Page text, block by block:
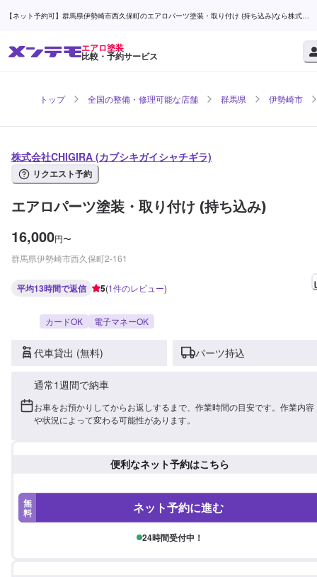
【ネット予約可】群馬県伊勢崎市西久保町のエアロパーツ塗装・取り付け (持ち込み)なら株式会
エアロ塗装
比較・予約サービス
トップ 全国の整備・修理可能な店舗 群馬県 伊勢崎市
株式会社CHIGIRA (カブシキガイシャチギラ)
リクエスト予約
エアロパーツ塗装・取り付け (持ち込み)
16,000円〜
群馬県伊勢崎市西久保町2-161
平均13時間で返信 5(1件のレビュー)
カードOK 電子マネーOK
代車貸出 (無料) パーツ持込
通常1週間で納車
お車をお預かりしてからお返しするまで、作業時間の目安です。作業内容
や状況によって変わる可能性があります。
便利なネット予約はこちら
無
料 ネット予約に進む
24時間受付中！